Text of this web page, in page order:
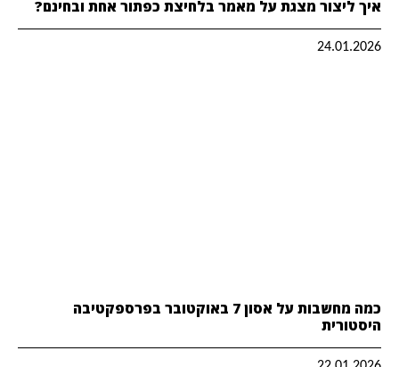
איך ליצור מצגת על מאמר בלחיצת כפתור אחת ובחינם?
24.01.2026
כמה מחשבות על אסון 7 באוקטובר בפרספקטיבה
היסטורית